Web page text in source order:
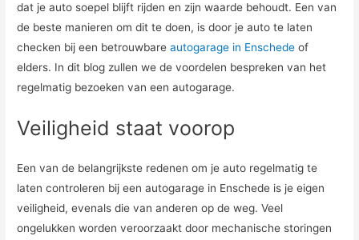
dat je auto soepel blijft rijden en zijn waarde behoudt. Een van
de beste manieren om dit te doen, is door je auto te laten
checken bij een betrouwbareautogarage in Enschede of
elders. In dit blog zullen we de voordelen bespreken van het
regelmatig bezoeken van een autogarage.
Veiligheid staat voorop
Een van de belangrijkste redenen om je auto regelmatig te
laten controleren bij een autogarage in Enschede is je eigen
veiligheid, evenals die van anderen op de weg. Veel
ongelukken worden veroorzaakt door mechanische storingen